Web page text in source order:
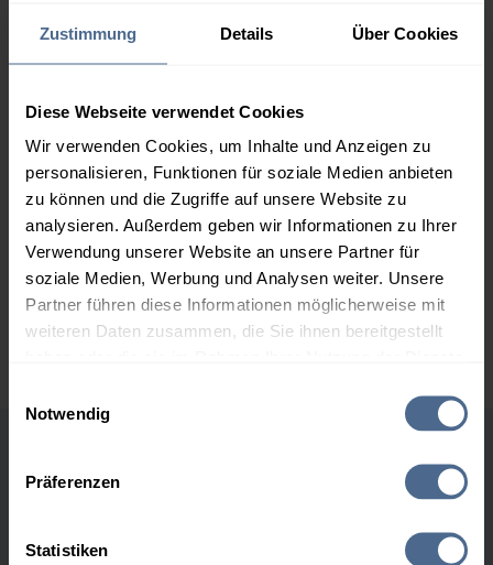
Zustimmung Details Über Cookies
Diese Webseite verwendet Cookies
Wir verwenden Cookies, um Inhalte und Anzeigen zu
personalisieren, Funktionen für soziale Medien anbieten
zu können und die Zugriffe auf unsere Website zu
analysieren. Außerdem geben wir Informationen zu Ihrer
Verwendung unserer Website an unsere Partner für
soziale Medien, Werbung und Analysen weiter. Unsere
Partner führen diese Informationen möglicherweise mit
weiteren Daten zusammen, die Sie ihnen bereitgestellt
Notwendig
Präferenzen
Statistiken
1.000 Liter 0,00 €
2.000 Liter
154,93 €
154,93 €
3.000 Liter
153,14 €
153,14 €
0,00 €
5.000 Liter
151,70 €
151,70 €
Preise für Heizöl in Standardqualität nach Ö-Norm C 1109 in € / 100
Liter inkl. MwSt. und Lieferung bei einer Lieferstelle.
Höchst- und Tiefststände der
Heizölpreise in Hellmonsödt